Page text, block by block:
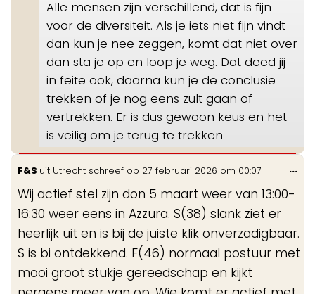
Alle mensen zijn verschillend, dat is fijn
voor de diversiteit. Als je iets niet fijn vindt
dan kun je nee zeggen, komt dat niet over
dan sta je op en loop je weg. Dat deed jij
in feite ook, daarna kun je de conclusie
trekken of je nog eens zult gaan of
vertrekken. Er is dus gewoon keus en het
is veilig om je terug te trekken
F&S uit Utrecht schreef op 27 februari 2026 om 00:07
Wij actief stel zijn don 5 maart weer van 13:00-
16:30 weer eens in Azzura. S(38) slank ziet er
heerlijk uit en is bij de juiste klik onverzadigbaar.
S is bi ontdekkend. F(46) normaal postuur met
mooi groot stukje gereedschap en kijkt
...